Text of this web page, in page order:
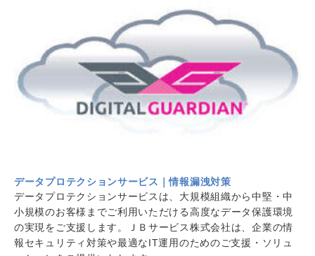
データプロテクションサービス｜情報漏洩対策
データプロテクションサービスは、大規模組織から中堅・中
小規模のお客様までご利用いただける高度なデータ保護環境
の実現をご支援します。ＪＢサービス株式会社は、企業の情
報セキュリティ対策や最適なIT運用のためのご支援・ソリュ